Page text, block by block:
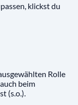
klickst du
Rolle
beim
(s.o.).